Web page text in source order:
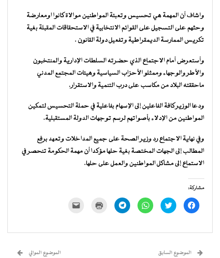
واشاف أن المهمة هي تحسيس وتعبئة المواطنين موالاة كانوا اومعارضة
وحثهم على التسجيل على القوائم الانتخابية في الاستحقاقات المقبلة بغية
تكريس الممارسة الديمقراطية وتفعيل دولة القانون .
وأستعرض أمام الاجتماع الذي حضرته السلطات الإدارية والمنتخبون
والأطر والوجهاء وممثلو الأحزاب السياسية وهيئات المجتمع المدني
ماحققته البلاد من مكاسب على درب التنمية والاستقرار.
ودعا الوزير كافة الفاعلين إلى الإسهام بفاعلية في حملة التحسيس لتمكين
المواطنين من الإدلاء بأصواتهم لرسم توجهات الدولة المستقبلية.
وفي نهاية الاجتماع رد وزير الصحة على جميع المداخلات وتعهد برفع
المطالب إلى الجهات المختصة بغية حلها مؤكدا أن مهمة الحكومة تنحصر في
الاستماع إلى مشاكل المواطنين والعمل على حلها.
مشاركة:
انقر
للمشاركة
في
اضغط
للمشاركة
في
انقر
للمشاركة
في
انقر
للمشاركة
في
للطباعة
جديدة) الإلكتروني
الموضوع السابق الموضوع الموالي